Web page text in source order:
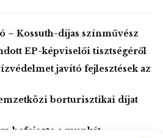
– Kossuth-díjas színművész
lemondott EP-képviselői tisztségéről
javító fejlesztések az
borturisztikai díjat
befejezte a munkát